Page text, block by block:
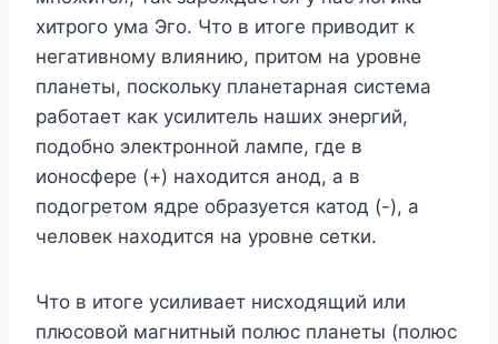
хитрого ума Эго. Что в итоге приводит к
негативному влиянию, притом на уровне
планеты, поскольку планетарная система
работает как усилитель наших энергий,
подобно электронной лампе, где в
ионосфере (+) находится анод, а в
подогретом ядре образуется катод (-), а
человек находится на уровне сетки.
Что в итоге усиливает нисходящий или
плюсовой магнитный полюс планеты (полюс